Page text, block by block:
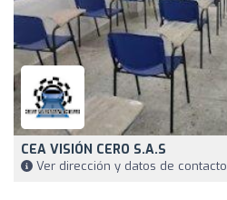
CEA VISIÓN CERO S.A.S
Ver dirección y datos de contacto